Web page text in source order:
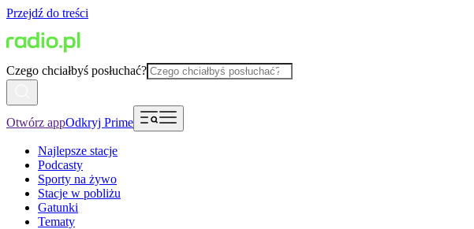
Przejdź do treści
Czego chciałbyś posłuchać?
Otwórz appOdkryj Prime
Najlepsze stacje
Podcasty
Sporty na żywo
Stacje w pobliżu
Gatunki
Tematy